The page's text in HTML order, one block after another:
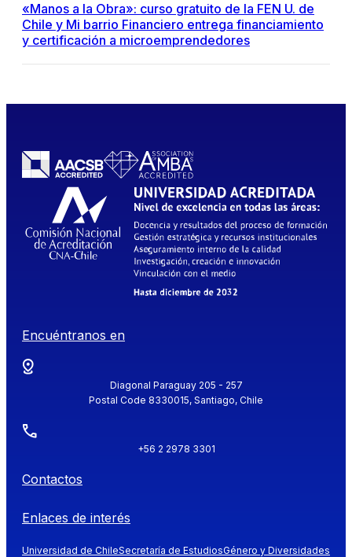
«Manos a la Obra»: curso gratuito de la FEN U. de
Chile y Mi barrio Financiero entrega financiamiento
y certificación a microemprendedores
Encuéntranos en
Diagonal Paraguay 205 - 257
Postal Code 8330015, Santiago, Chile
+56 2 2978 3301
Contactos
Enlaces de interés
Universidad de ChileSecretaría de EstudiosGénero y Diversidades